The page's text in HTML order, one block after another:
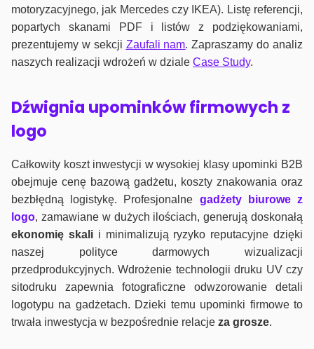
motoryzacyjnego, jak Mercedes czy IKEA). Listę referencji,
popartych skanami PDF i listów z podziękowaniami,
prezentujemy w sekcji Zaufali nam. Zapraszamy do analiz
naszych realizacji wdrożeń w dziale Case Study.
Dźwignia upominków firmowych z
logo
Całkowity koszt inwestycji w wysokiej klasy upominki B2B
obejmuje cenę bazową gadżetu, koszty znakowania oraz
bezbłędną logistykę. Profesjonalne gadżety biurowe z
logo, zamawiane w dużych ilościach, generują doskonałą
ekonomię skalii minimalizują ryzyko reputacyjne dzięki
naszej polityce darmowych wizualizacji
przedprodukcyjnych. Wdrożenie technologii druku UV czy
sitodruku zapewnia fotograficzne odwzorowanie detali
logotypu na gadżetach. Dzieki temu upominki firmowe to
trwała inwestycja w bezpośrednie relacje za grosze.